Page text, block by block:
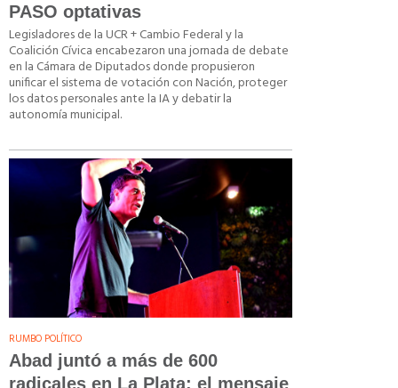
PASO optativas
Legisladores de la UCR + Cambio Federal y la
Coalición Cívica encabezaron una jornada de debate
en la Cámara de Diputados donde propusieron
unificar el sistema de votación con Nación, proteger
los datos personales ante la IA y debatir la
autonomía municipal.
RUMBO POLÍTICO
Abad juntó a más de 600
radicales en La Plata: el mensaje